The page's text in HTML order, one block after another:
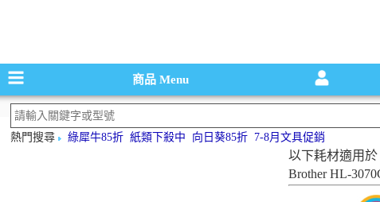
碳粉匣，墨水
商品Menu
熱門搜尋 綠犀牛85折 紙類下殺中 向日葵85折 7-8月文具促銷
以下耗材適用於
Brother HL-